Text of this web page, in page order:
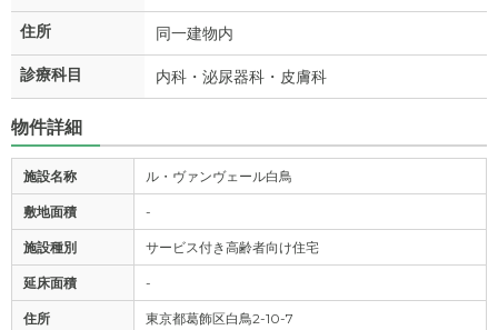
住所 同一建物内
診療科目 内科・泌尿器科・皮膚科
物件詳細
施設名称 ル・ヴァンヴェール白鳥
敷地面積 -
施設種別 サービス付き高齢者向け住宅
延床面積 -
住所 東京都葛飾区白鳥2-10-7